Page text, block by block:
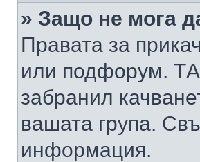
» Защо не мога
Правата за
или подфорум.
забранил
вашата група.
информация.